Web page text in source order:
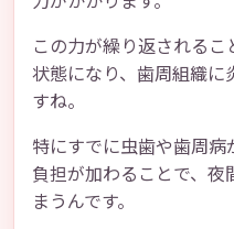
この力が繰り返されるこ
状態になり、歯周組織に
すね。
特にすでに虫歯や歯周
負担が加わることで、夜
まうんです。